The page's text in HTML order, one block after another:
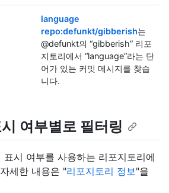
language
repo:defunkt/gibberish는
@defunkt의 “gibberish” 리포
지토리에서 “language”라는 단
어가 있는 커밋 메시지를 찾습
니다.
여부별로 필터링
표시 여부를 사용하는 리포지토리에
세한 내용은 "리포지토리 정보 "을